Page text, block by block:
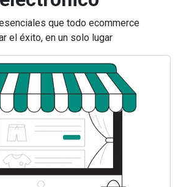
que todo ecommerce
el éxito, en un solo lugar